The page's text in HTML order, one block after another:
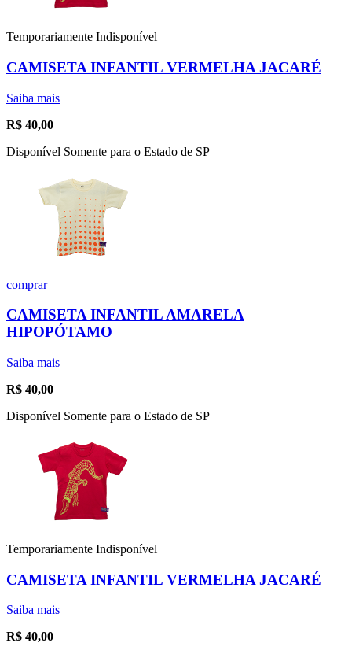
Temporariamente Indisponível
CAMISETA INFANTIL VERMELHA JACARÉ
Saiba mais
R$ 40,00
Disponível Somente para o Estado de SP
comprar
CAMISETA INFANTIL AMARELA
HIPOPÓTAMO
Saiba mais
R$ 40,00
Disponível Somente para o Estado de SP
Temporariamente Indisponível
CAMISETA INFANTIL VERMELHA JACARÉ
Saiba mais
R$ 40,00